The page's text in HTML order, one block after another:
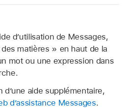
d’utilisation de Messages,
matières » en haut de la
mot ou une expression dans
d’une aide supplémentaire,
d’assistance Messages.